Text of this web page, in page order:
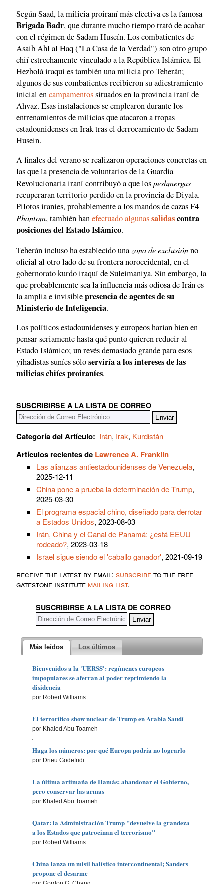
Según Saad, la milicia proiraní más efectiva es la famosa
Brigada Badr, que durante mucho tiempo trató de acabar
con el régimen de Sadam Huseín. Los combatientes de
Asaib Ahl al Haq ("La Casa de la Verdad") son otro grupo
chií estrechamente vinculado a la República Islámica. El
Hezbolá iraquí es también una milicia pro Teherán;
algunos de sus combatientes recibieron su adiestramiento
inicial encampamentossituados en la provincia iraní de
Ahvaz. Esas instalaciones se emplearon durante los
entrenamientos de milicias que atacaron a tropas
estadounidenses en Irak tras el derrocamiento de Sadam
Husein.
A finales del verano se realizaron operaciones concretas en
las que la presencia de voluntarios de la Guardia
Revolucionaria iraní contribuyó a que lospeshmergas
recuperaran territorio perdido en la provincia de Diyala.
Pilotos iraníes, probablemente a los mandos de cazas F4
Phantom, también hanefectuado algunassalidascontra
posiciones del Estado Islámico.
Teherán incluso ha establecido una zona de exclusiónno
oficial al otro lado de su frontera noroccidental, en el
gobernorato kurdo iraquí de Suleimaniya. Sin embargo, la
que probablemente sea la influencia más odiosa de Irán es
la amplia e invisiblepresencia de agentes de su
Ministerio de Inteligencia.
Los políticos estadounidenses y europeos harían bien en
pensar seriamente hasta qué punto quieren reducir al
Estado Islámico; un revés demasiado grande para esos
yihadistas suníes sóloserviría a los intereses de las
milicias chiíes proiraníes.
SUSCRIBIRSE A LA LISTA DE CORREO
Categoría del Artículo: Irán, Irak, Kurdistán
Artículos recientes de Lawrence A. Franklin
Las alianzas antiestadounidenses de Venezuela,
2025-12-11
China pone a prueba la determinación de Trump,
2025-03-30
El programa espacial chino, diseñado para derrotar
a Estados Unidos, 2023-08-03
Irán, China y el Canal de Panamá: ¿está EEUU
rodeado?, 2023-03-18
Israel sigue siendo el 'caballo ganador', 2021-09-19
receive the latest by email: subscribeto the free
gatestone institute mailing list.
SUSCRIBIRSE A LA LISTA DE CORREO
Más leídos Los últimos
Bienvenidos a la 'UERSS': regímenes europeos
impopulares se aferran al poder reprimiendo la
disidencia
por Robert Williams
El terrorífico show nuclear de Trump en Arabia Saudí
por Khaled Abu Toameh
Haga los números: por qué Europa podría no lograrlo
por Drieu Godefridi
La última artimaña de Hamás: abandonar el Gobierno,
pero conservar las armas
por Khaled Abu Toameh
Qatar: la Administración Trump "devuelve la grandeza
a los Estados que patrocinan el terrorismo"
por Robert Williams
China lanza un misil balístico intercontinental; Sanders
propone el desarme